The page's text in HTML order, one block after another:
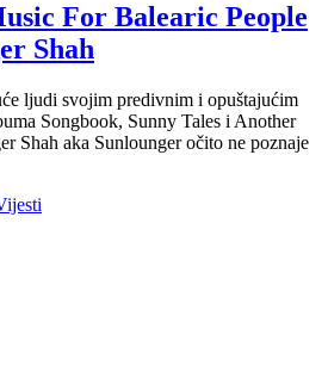
For Balearic People
Shah
ljudi svojim predivnim i opuštajućim
Songbook, Sunny Tales i Another
Shah aka Sunlounger očito ne poznaje